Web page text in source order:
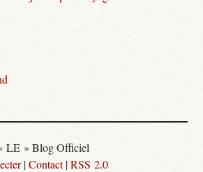
LE » Blog Officiel
|Contact|RSS 2.0